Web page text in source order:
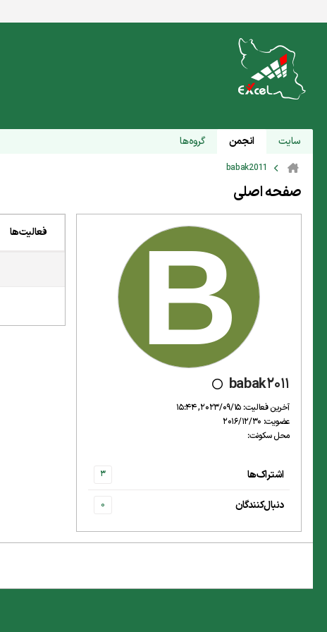
سایت انجمن گروه‌ها
babak2011
صفحه اصلی
babak2011
آخرین فعالیت: 2023/09/15, 15:44
عضویت: 2016/12/30
محل سکونت:
اشتراک‌ها 3
دنبال‌کنندگان 0
فعالیت‌ها